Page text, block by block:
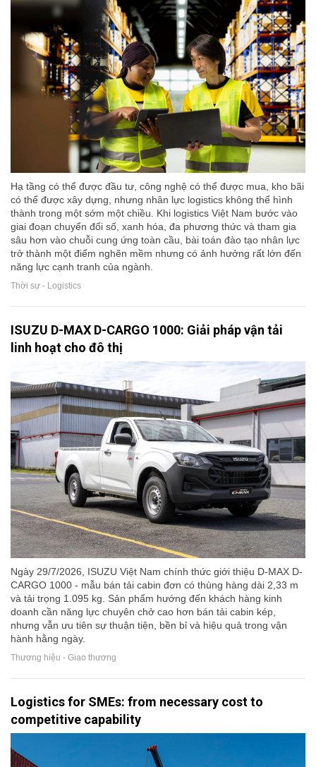
Hạ tầng có thể được đầu tư, công nghệ có thể được mua, kho bãi
có thể được xây dựng, nhưng nhân lực logistics không thể hình
thành trong một sớm một chiều. Khi logistics Việt Nam bước vào
giai đoạn chuyển đổi số, xanh hóa, đa phương thức và tham gia
sâu hơn vào chuỗi cung ứng toàn cầu, bài toán đào tạo nhân lực
trở thành một điểm nghẽn mềm nhưng có ảnh hưởng rất lớn đến
năng lực cạnh tranh của ngành.
Thời sự - Logistics
ISUZU D-MAX D-CARGO 1000: Giải pháp vận tải
linh hoạt cho đô thị
Ngày 29/7/2026, ISUZU Việt Nam chính thức giới thiệu D-MAX D-
CARGO 1000 - mẫu bán tải cabin đơn có thùng hàng dài 2,33 m
và tải trọng 1.095 kg. Sản phẩm hướng đến khách hàng kinh
doanh cần năng lực chuyên chở cao hơn bán tải cabin kép,
nhưng vẫn ưu tiên sự thuận tiện, bền bỉ và hiệu quả trong vận
hành hằng ngày.
Thương hiệu - Giao thương
Logistics for SMEs: from necessary cost to
competitive capability